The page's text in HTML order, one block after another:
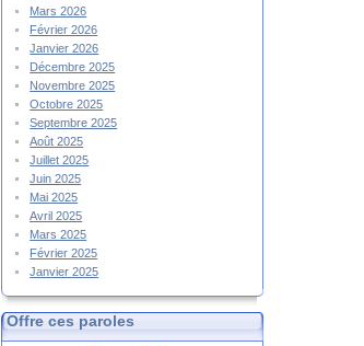
Mars 2026
Février 2026
Janvier 2026
Décembre 2025
Novembre 2025
Octobre 2025
Septembre 2025
Août 2025
Juillet 2025
Juin 2025
Mai 2025
Avril 2025
Mars 2025
Février 2025
Janvier 2025
Offre ces paroles